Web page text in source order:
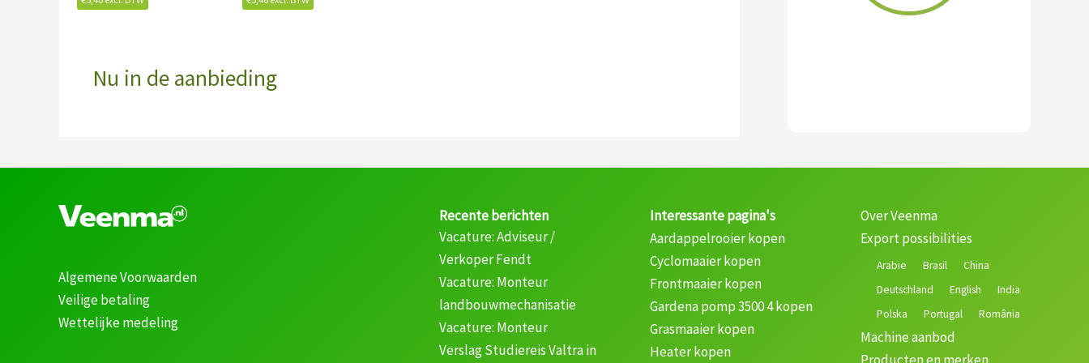
Nu in de aanbieding
Algemene Voorwaarden
Veilige betaling
Wettelijke medeling
Recente berichten
Vacature: Adviseur /
Verkoper Fendt
Vacature: Monteur
landbouwmechanisatie
Vacature: Monteur
Verslag Studiereis Valtra in
Interessante pagina's
Aardappelrooier kopen
Cyclomaaier kopen
Frontmaaier kopen
Gardena pomp 3500 4 kopen
Grasmaaier kopen
Heater kopen
Over Veenma
Export possibilities
Arabie Brasil
China
Deutschland
English
India
Polska
Portugal România
Machine aanbod